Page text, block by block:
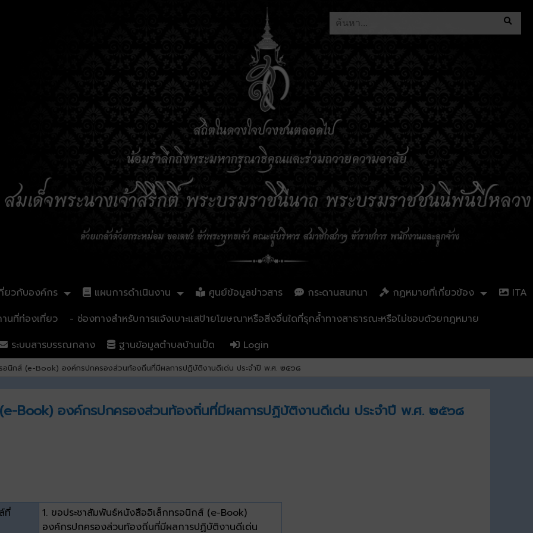
ยวกับองค์กร แผนการดำเนินงาน ศูนย์ข้อมูลข่าวสาร กระดานสนทนา กฏหมายที่เกี่ยวข้อง
ITA
นที่ท่องเที่ยว
- ช่องทางสำหรับการแจ้งเบาะแสป้ายโฆษณาหรือสิ่งอื่นใดที่รุกล้ำทางสาธารณะหรือไม่ชอบด้วยกฎหมาย
ระบบสารบรรณกลาง
ฐานข้อมูลตำบลบ้านเป็ด Login
อนิกส์ (e-Book) องค์กรปกครองส่วนท้องถิ่นที่มีผลการปฏิบัติงานดีเด่น ประจำปี พ.ศ. ๒๕๖๘
Book) องค์กรปกครองส่วนท้องถิ่นที่มีผลการปฏิบัติงานดีเด่น ประจำปี พ.ศ. ๒๕๖๘
ที่
1. ขอประชาสัมพันธ์หนังสืออิเล็กทรอนิกส์ (e-Book)
องค์กรปกครองส่วนท้องถิ่นที่มีผลการปฏิบัติงานดีเด่น